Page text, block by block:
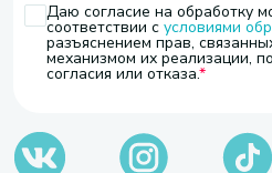
Даю согласие на обработку
соответствии с условиями
разъяснением прав,
механизмом их реализации,
согласия или отказа.